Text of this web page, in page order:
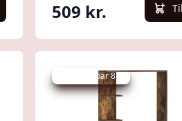
509 kr.
Udsalg - spar 8 %